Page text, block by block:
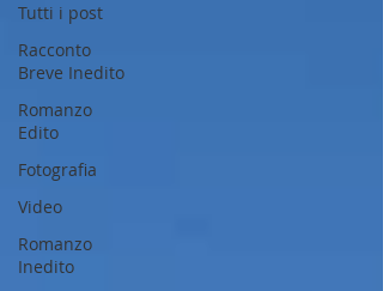
Tutti i post
Racconto
Breve Inedito
Romanzo
Edito
Fotografia
Video
Romanzo
Inedito